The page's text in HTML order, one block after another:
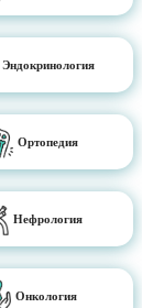
Эндокринология
Ортопедия
Нефрология
Онкология